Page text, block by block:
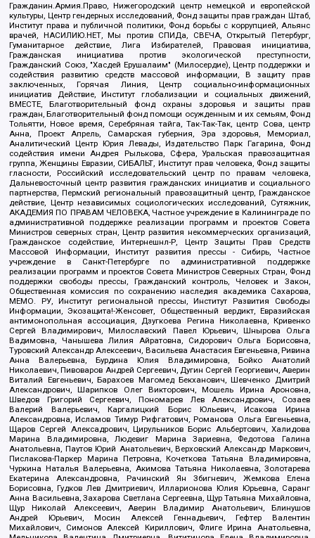
Гражданин.Армия.Право, Нижегородский центр немецкой и европейской
культуры, Центр гендерных исследований, Фонд защиты прав граждан Штаб,
Институт права и публичной политики, Фонд борьбы с коррупцией, Альянс
врачей, НАСИЛИЮ.НЕТ, Мы против СПИДа, СВЕЧА, Открытый Петербург,
Гуманитарное действие, Лига Избирателей, Правовая инициатива,
Гражданская инициатива против экологической преступности,
Гражданский Союз, "Хасдей Ерушалаим" (Милосердие), Центр поддержки и
содействия развитию средств массовой информации, В защиту прав
заключенных, Горячая Линия, Центр социально-информационных
инициатив Действие, Институт глобализации и социальных движений,
ВМЕСТЕ, Благотворительный фонд охраны здоровья и защиты прав
граждан, Благотворительный фонд помощи осужденным и их семьям, Фонд
Тольятти, Новое время, Серебряная тайга, Так-Так-Так, центр Сова, центр
Анна, Проект Апрель, Самарская губерния, Эра здоровья, Мемориал,
Аналитический Центр Юрия Левады, Издательство Парк Гагарина, Фонд
содействия имени Андрея Рылькова, Сфера, Уральская правозащитная
группа, Женщины Евразии, СИБАЛЬТ, Институт прав человека, Фонд защиты
гласности, Российский исследовательский центр по правам человека,
Дальневосточный центр развития гражданских инициатив и социального
партнерства, Пермский региональный правозащитный центр, Гражданское
действие, Центр независимых социологических исследований, Сутяжник,
АКАДЕМИЯ ПО ПРАВАМ ЧЕЛОВЕКА, Частное учреждение в Калининграде по
административной поддержке реализации программ и проектов Совета
Министров северных стран, Центр развития некоммерческих организаций,
Гражданское содействие, Интернешнл-Р, Центр Защиты Прав Средств
Массовой Информации, Институт развития прессы - Сибирь, Частное
учреждение в Санкт-Петербурге по административной поддержке
реализации программ и проектов Совета Министров Северных Стран, Фонд
поддержки свободы прессы, Гражданский контроль, Человек и Закон,
Общественная комиссия по сохранению наследия академика Сахарова,
МЕМО. РУ, Институт региональной прессы, Институт Развития Свободы
Информации, Экозащита!-Женсовет, Общественный вердикт, Евразийская
антимонопольная ассоциация, Дзугкоева Регина Николаевна, Кривенко
Сергей Владимирович, Милославский Павел Юрьевич, Шнырова Ольга
Вадимовна, Чанышева Лилия Айратовна, Сидорович Ольга Борисовна,
Туровский Александр Алексеевич, Васильева Анастасия Евгеньевна, Ривина
Анна Валерьевна, Бурдина Юлия Владимировна, Бойко Анатолий
Николаевич, Пивоваров Андрей Сергеевич, Дугин Сергей Георгиевич, Аверин
Виталий Евгеньевич, Барахоев Магомед Бекханович, Шевченко Дмитрий
Александрович, Шарипков Олег Викторович, Мошель Ирина Ароновна,
Шведов Григорий Сергеевич, Пономарев Лев Александрович, Созаев
Валерий Валерьевич, Каргалицкий Борис Юльевич, Исакова Ирина
Александровна, Исламов Тимур Рифгатович, Романова Ольга Евгеньевна,
Щаров Сергей Алексадрович, Цирульников Борис Альбертович, Халидова
Марина Владимировна, Людевиг Марина Зариевна, Федотова Галина
Анатольевна, Паутов Юрий Анатольевич, Верховский Александр Маркович,
Пислакова-Паркер Марина Петровна, Кочеткова Татьяна Владимировна,
Чуркина Наталья Валерьевна, Акимова Татьяна Николаевна, Золотарева
Екатерина Александровна, Рачинский Ян Збигневич, Жемкова Елена
Борисовна, Гудков Лев Дмитриевич, Илларионова Юлия Юрьевна, Саранг
Анна Васильевна, Захарова Светлана Сергеевна, Щур Татьяна Михайловна,
Щур Николай Алексеевич, Аверин Владимир Анатольевич, Блинушов
Андрей Юрьевич, Мосин Алексей Геннадьевич, Гефтер Валентин
Михайлович, Симонов Алексей Кириллович, Флиге Ирина Анатольевна,